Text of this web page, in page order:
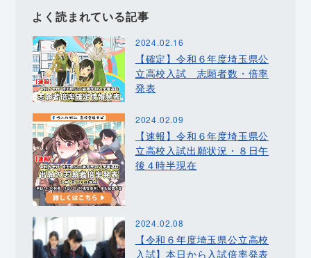
よく読まれている記事
2024.02.16
【確定】令和６年度埼玉県公
立高校入試 志願者数・倍率
発表
2024.02.09
【速報】令和６年度埼玉県公
立高校入試出願状況・８日午
後４時半現在
2024.02.08
【令和６年度埼玉県公立高校
入試】本日から入試倍率発表